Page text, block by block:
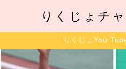
りくじょチ
りくじょYou